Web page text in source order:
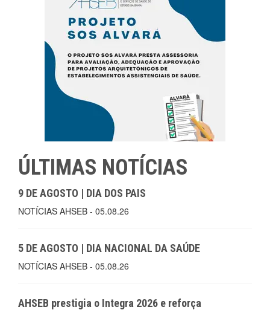
ÚLTIMAS NOTÍCIAS
9 DE AGOSTO | DIA DOS PAIS
NOTÍCIAS AHSEB - 05.08.26
5 DE AGOSTO | DIA NACIONAL DA SAÚDE
NOTÍCIAS AHSEB - 05.08.26
AHSEB prestigia o Integra 2026 e reforça